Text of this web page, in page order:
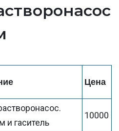
Цена
и гаситель
10000